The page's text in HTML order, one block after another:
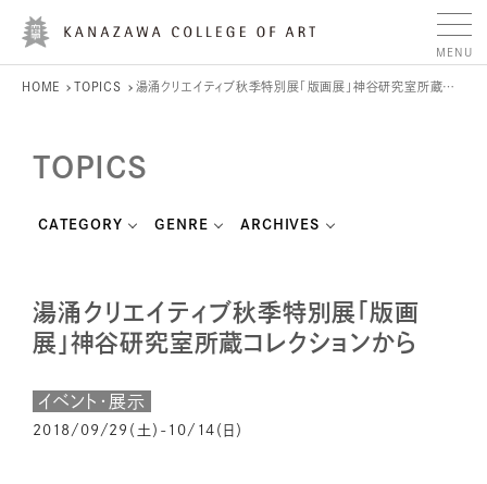
HOME TOPICS 湯涌クリエイティブ秋季特別展「版画展」神谷研究室所蔵コレクションから
TOPICS
CATEGORY GENRE ARCHIVES
湯涌クリエイティブ秋季特別展「版画
展」神谷研究室所蔵コレクションから
イベント・展示
2018/09/29（土）-10/14（日）